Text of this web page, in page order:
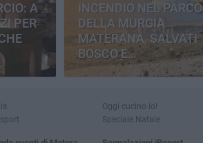
A
PER
INCENDIO NEL PARCO
DELLA MURGIA
MATERANA, SALVATI
BOSCO E
CEMENTERIA
Oggi cucino io!
Speciale Natale